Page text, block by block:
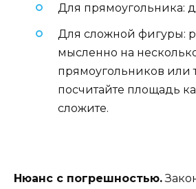
Для прямоугольника:
Для сложной фигуры:
мысленно на
прямоугольников или
посчитайте площадь
сложите.
Нюанс с погрешностью.